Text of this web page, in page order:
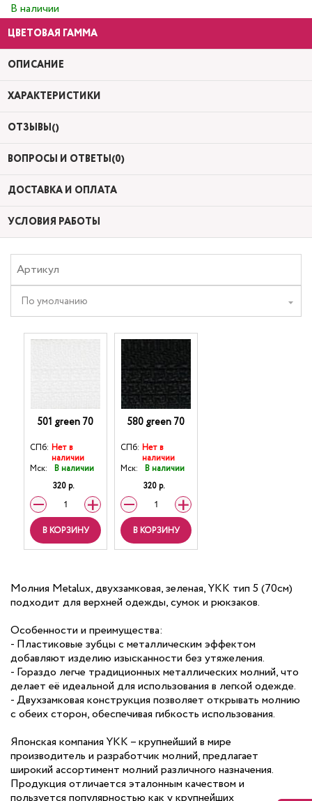
В наличии
ЦВЕТОВАЯ ГАММА
ОПИСАНИЕ
ХАРАКТЕРИСТИКИ
ОТЗЫВЫ()
ВОПРОСЫ И ОТВЕТЫ(0)
ДОСТАВКА И ОПЛАТА
УСЛОВИЯ РАБОТЫ
По умолчанию
501 green 70
СПб: Нет в
наличии
Мск:
В наличии
320 р.
В КОРЗИНУ
580 green 70
СПб: Нет в
наличии
Мск:
В наличии
320 р.
В КОРЗИНУ
Молния Metalux, двухзамковая, зеленая, YKK тип 5 (70см)
подходит для верхней одежды, сумок и рюкзаков.
Особенности и преимущества:
- Пластиковые зубцы с металлическим эффектом
добавляют изделию изысканности без утяжеления.
- Гораздо легче традиционных металлических молний, что
делает её идеальной для использования в легкой одежде.
- Двухзамковая конструкция позволяет открывать молнию
с обеих сторон, обеспечивая гибкость использования.
Японская компания YKK – крупнейший в мире
производитель и разработчик молний, предлагает
широкий ассортимент молний различного назначения.
Продукция отличается эталонным качеством и